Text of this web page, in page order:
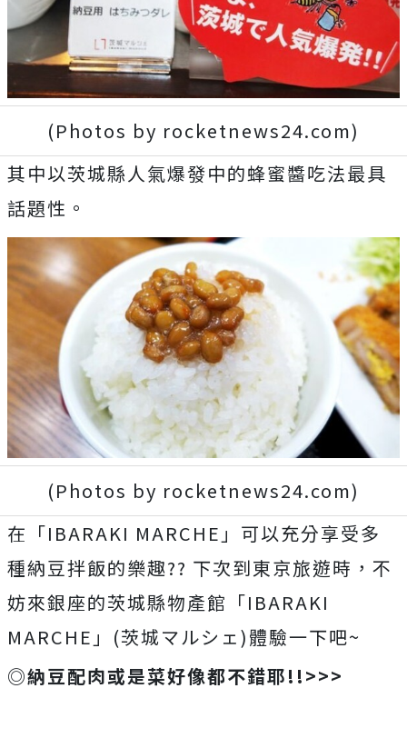
(Photos by rocketnews24.com)
其中以茨城縣人氣爆發中的蜂蜜醬吃法最具
話題性。
(Photos by rocketnews24.com)
在「IBARAKI MARCHE」可以充分享受多
種納豆拌飯的樂趣?? 下次到東京旅遊時，不
妨來銀座的茨城縣物產館「IBARAKI
MARCHE」(茨城マルシェ)體驗一下吧~
◎納豆配肉或是菜好像都不錯耶!!>>>